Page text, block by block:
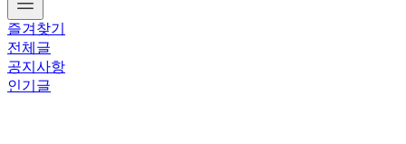
즐겨찾기
전체글
공지사항
인기글